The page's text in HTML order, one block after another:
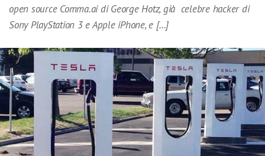
open source Comma.ai di George Hotz, già celebre hacker di
Sony PlayStation 3 e Apple iPhone, e […]